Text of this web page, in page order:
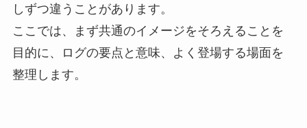
しずつ違うことがあります。
ここでは、まず共通のイメージをそろえることを
目的に、ログの要点と意味、よく登場する場面を
整理します。